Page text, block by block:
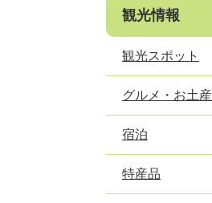
観光情報
観光スポット
グルメ・お土産
宿泊
特産品